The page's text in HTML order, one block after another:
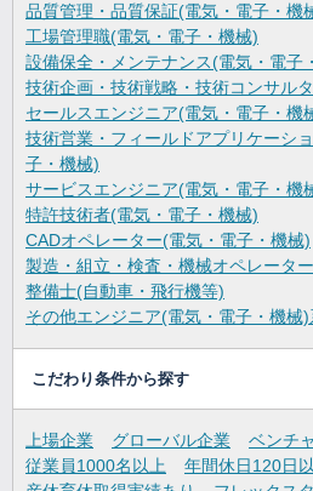
品質管理・品質保証(電気・電子・機
工場管理職(電気・電子・機械)
設備保全・メンテナンス(電気・電子
技術企画・技術戦略・技術コンサル
セールスエンジニア(電気・電子・機
技術営業・フィールドアプリケーシ
子・機械)
サービスエンジニア(電気・電子・機
特許技術者(電気・電子・機械)
CADオペレーター(電気・電子・機械)
製造・組立・検査・機械オペレータ
整備士(自動車・飛行機等)
その他エンジニア(電気・電子・機械
こだわり条件から探す
上場企業 グローバル企業 ベンチ
従業員1000名以上
年間休日120日